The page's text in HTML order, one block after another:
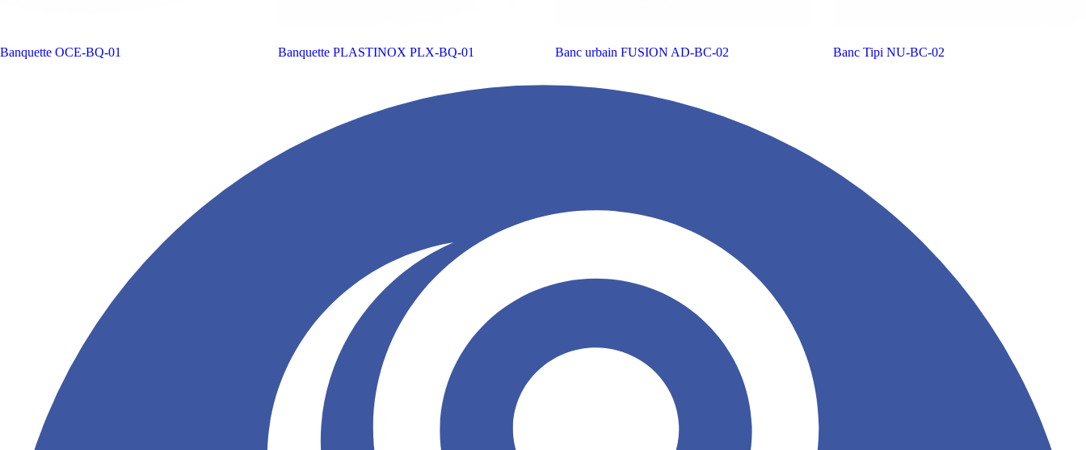
Banquette OCE-BQ-01 Banquette PLASTINOX PLX-BQ-01 Banc urbain FUSION AD-BC-02 Banc Tipi NU-BC-02